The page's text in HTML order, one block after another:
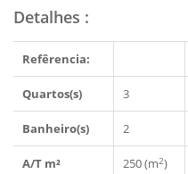
Detalhes :
Refêrencia:
Quartos(s) 3
Banheiro(s) 2
A/T m² 250 (m2)